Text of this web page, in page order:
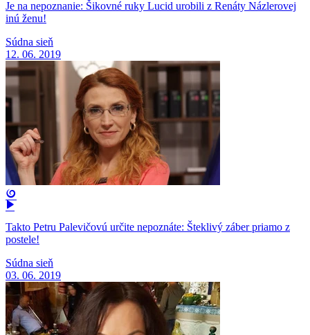
Je na nepoznanie: Šikovné ruky Lucid urobili z Renáty Názlerovej
inú ženu!
Súdna sieň
12. 06. 2019
Takto Petru Palevičovú určite nepoznáte: Šteklivý záber priamo z
postele!
Súdna sieň
03. 06. 2019